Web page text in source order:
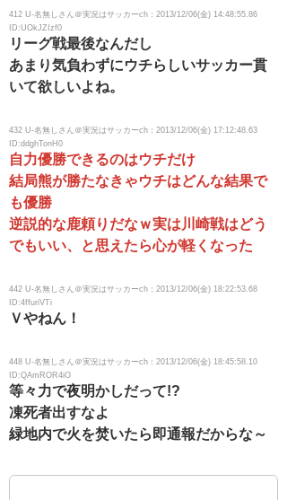
412 U-名無しさん＠実況はサッカーch：2013/12/06(金) 14:48:55.86
ID:UOkJZIzf0
リーグ戦最後なんだし
あまり気負わずにウチらしいサッカー貫
いて欲しいよね。
432 U-名無しさん＠実況はサッカーch：2013/12/06(金) 17:12:48.63
ID:ddghTonH0
自力優勝できるのはウチだけ
結局熊が勝たなきゃウチはどんな結果で
も優勝
逆説的な鹿頼りだなｗ実は川崎戦はどう
でもいい、と思えたら心が軽くなった
442 U-名無しさん＠実況はサッカーch：2013/12/06(金) 18:22:53.68
ID:4ffuriVTi
Ｖやねん！
448 U-名無しさん＠実況はサッカーch：2013/12/06(金) 18:45:58.10
ID:QAmROR4iO
等々力で夜明かしだって!?
凍死者出すなよ
緑地内で火を焚いたら即通報だからな～